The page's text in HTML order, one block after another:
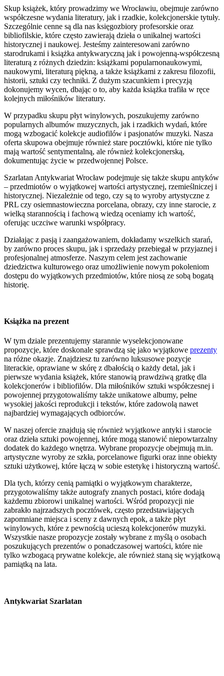
Skup książek, który prowadzimy we Wrocławiu, obejmuje zarówno
współczesne wydania literatury, jak i rzadkie, kolekcjonerskie tytuły.
Szczególnie cenne są dla nas księgozbiory profesorskie oraz
bibliofilskie, które często zawierają dzieła o unikalnej wartości
historycznej i naukowej. Jesteśmy zainteresowani zarówno
starodrukami i książka antykwaryczną jak i powojenną-współczesną
literaturą z różnych dziedzin: książkami popularnonaukowymi,
naukowymi, literaturą piękną, a także książkami z zakresu filozofii,
historii, sztuki czy techniki. Z dużym szacunkiem i precyzją
dokonujemy wycen, dbając o to, aby każda książka trafiła w ręce
kolejnych miłośników literatury.
W przypadku skupu płyt winylowych, poszukujemy zarówno
popularnych albumów muzycznych, jak i rzadkich wydań, które
mogą wzbogacić kolekcje audiofilów i pasjonatów muzyki. Nasza
oferta skupowa obejmuje również stare pocztówki, które nie tylko
mają wartość sentymentalną, ale również kolekcjonerską,
dokumentując życie w przedwojennej Polsce.
Szarlatan Antykwariat Wrocław podejmuje się także skupu antyków
– przedmiotów o wyjątkowej wartości artystycznej, rzemieślniczej i
historycznej. Niezależnie od tego, czy są to wyroby artystyczne z
PRL czy osiemnastowieczna porcelana, obrazy, czy inne starocie, z
wielką starannością i fachową wiedzą oceniamy ich wartość,
oferując uczciwe warunki współpracy.
Działając z pasją i zaangażowaniem, dokładamy wszelkich starań,
by zarówno proces skupu, jak i sprzedaży przebiegał w przyjaznej i
profesjonalnej atmosferze. Naszym celem jest zachowanie
dziedzictwa kulturowego oraz umożliwienie nowym pokoleniom
dostępu do wyjątkowych przedmiotów, które niosą ze sobą bogatą
historię.
Książka na prezent
W tym dziale prezentujemy starannie wyselekcjonowane
propozycje, które doskonale sprawdzą się jako wyjątkowe prezenty
na różne okazje. Znajdziesz tu zarówno luksusowe pozycje
literackie, oprawiane w skórę z dbałością o każdy detal, jak i
pierwsze wydania książek, które stanowią prawdziwą gratkę dla
kolekcjonerów i bibliofilów. Dla miłośników sztuki współczesnej i
powojennej przygotowaliśmy także unikatowe albumy, pełne
wysokiej jakości reprodukcji i tekstów, które zadowolą nawet
najbardziej wymagających odbiorców.
W naszej ofercie znajdują się również wyjątkowe antyki i starocie
oraz dzieła sztuki powojennej, które mogą stanowić niepowtarzalny
dodatek do każdego wnętrza. Wybrane propozycje obejmują m.in.
artystyczne wyroby ze szkła, porcelanowe figurki oraz inne obiekty
sztuki użytkowej, które łączą w sobie estetykę i historyczną wartość.
Dla tych, którzy cenią pamiątki o wyjątkowym charakterze,
przygotowaliśmy także autografy znanych postaci, które dodają
każdemu zbiorowi unikalnej wartości. Wśród propozycji nie
zabrakło najrzadszych pocztówek, często przedstawiających
zapomniane miejsca i sceny z dawnych epok, a także płyt
winylowych, które z pewnością ucieszą kolekcjonerów muzyki.
Wszystkie nasze propozycje zostały wybrane z myślą o osobach
poszukujących prezentów o ponadczasowej wartości, które nie
tylko wzbogacą prywatne kolekcje, ale również staną się wyjątkową
pamiątką na lata.
Antykwariat Szarlatan